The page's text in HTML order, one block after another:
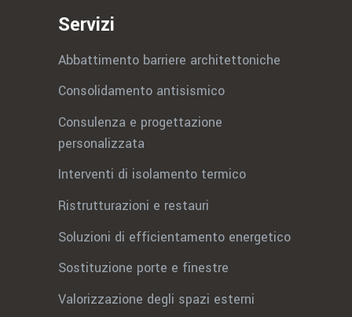
Servizi
Abbattimento barriere architettoniche
Consolidamento antisismico
Consulenza e progettazione
personalizzata
Interventi di isolamento termico
Ristrutturazioni e restauri
Soluzioni di efficientamento energetico
Sostituzione porte e finestre
Valorizzazione degli spazi esterni